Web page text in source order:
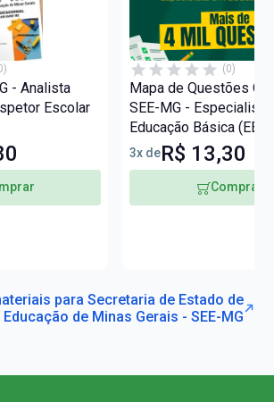
- Analista
Escolar
(0)
Mapa de Questões
SEE-MG - Especialista
Educação Básica
Questões
3x deR$ 13,30
Comprar
para Secretaria de Estado de
Educação de Minas Gerais - SEE-MG